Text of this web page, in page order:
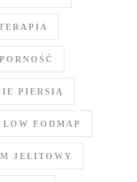
PIERSIĄ
LOW FODMAP
JELITOWY